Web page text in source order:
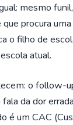
mesmo
procura
o filho de
atual.
o follow-
da dor
é um CAC